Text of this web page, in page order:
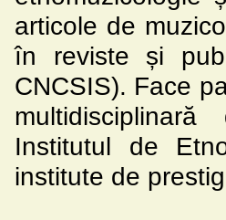
articole de
în reviste și
CNCSIS). Face
Institutul de
institute de